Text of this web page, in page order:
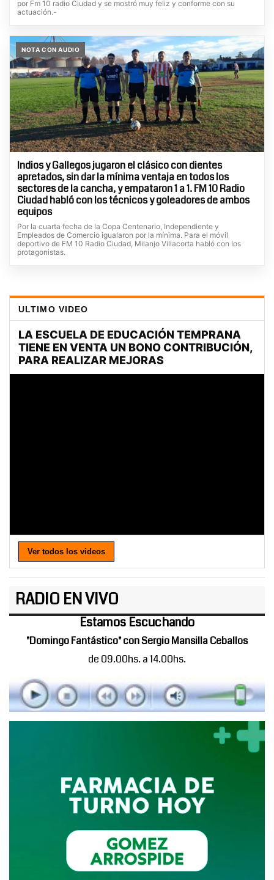
por Fm 10 radio Ciudad y se mostró muy feliz y conforme con su
actuación.-
NOTA CON AUDIO
Indios y Gallegos jugaron el clásico con dientes
apretados, sin dar la mínima ventaja en todos los
sectores de la cancha, y empataron 1 a 1. FM 10 Radio
Ciudad habló con los técnicos y goleadores de ambos
equipos
Por la cuarta fecha de la Copa Centenario, Independiente y
Empleados de Comercio igualaron por la mínima. Para el móvil
deportivo de FM 10 Radio Ciudad, Milanjo Villacorta habló con los
protagonistas.
ULTIMO VIDEO
Ver todos los videos
RADIO EN VIVO
Estamos Escuchando
"Domingo Fantástico" con Sergio Mansilla Ceballos
de 09.00hs. a 14.00hs.